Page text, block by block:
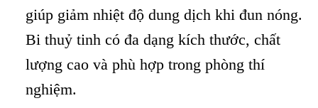
giúp giảm nhiệt độ dung dịch khi đun nóng.
Bi thuỷ tinh có đa dạng kích thước, chất
lượng cao và phù hợp trong phòng thí
nghiệm.